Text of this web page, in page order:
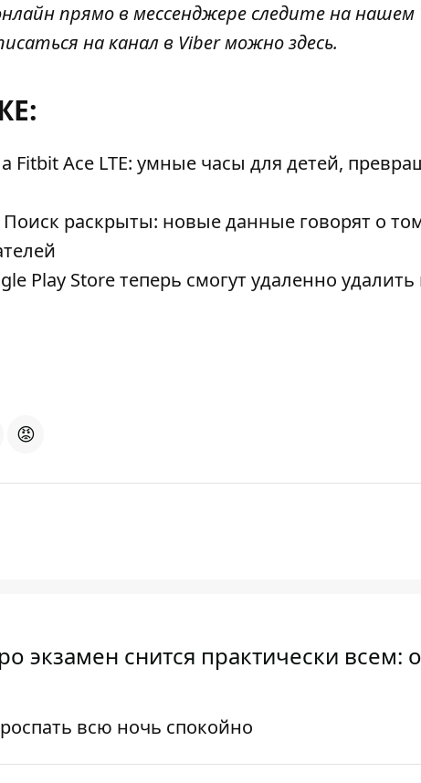
прямо в мессенджере следите на нашем
на канал в Viber можноздесь.
Fitbit Ace LTE: умные часы для детей,
раскрыты: новые данные говорят о
Play Store теперь смогут удаленно
😡
экзамен снится практически всем:
всю ночь спокойно